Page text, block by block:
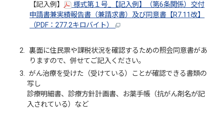
【記入例】
様式第１号_【記入例】（第6条関係）交付
申請書兼実績報告書（兼請求書）及び同意書【R7.11改】
（PDF：277.2キロバイト）
裏面に住民票や課税状況を確認するための照会同意書があ
りますので、併せてご記入ください。
がん治療を受けた（受けている）ことが確認できる書類の
写し
診療明細書、診療方針計画書、お薬手帳（抗がん剤名が記
入されている）など